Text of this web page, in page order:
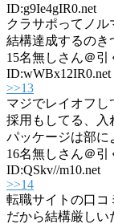
ID:g9Ie4gIR0.net
クラサポってノル
結構達成するのき
15名無しさん＠引
ID:wWBx12IR0.net
>>13
マジでレイオフし
採用もしてる、入
パッケージは部に
16名無しさん＠引
ID:QSkv//m10.net
>>14
転職サイトの口コ
だから結構厳しい